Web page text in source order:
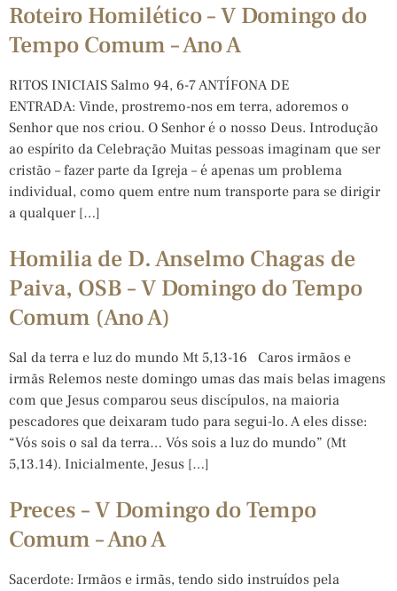
Roteiro Homilético – V Domingo do
Tempo Comum – Ano A
RITOS INICIAIS Salmo 94, 6-7 ANTÍFONA DE
ENTRADA: Vinde, prostremo-nos em terra, adoremos o
Senhor que nos criou. O Senhor é o nosso Deus. Introdução
ao espírito da Celebração Muitas pessoas imaginam que ser
cristão – fazer parte da Igreja – é apenas um problema
individual, como quem entre num transporte para se dirigir
a qualquer […]
Homilia de D. Anselmo Chagas de
Paiva, OSB – V Domingo do Tempo
Comum (Ano A)
Sal da terra e luz do mundo Mt 5,13-16 Caros irmãos e
irmãs Relemos neste domingo umas das mais belas imagens
com que Jesus comparou seus discípulos, na maioria
pescadores que deixaram tudo para segui-lo. A eles disse:
“Vós sois o sal da terra… Vós sois a luz do mundo” (Mt
5,13.14). Inicialmente, Jesus […]
Preces – V Domingo do Tempo
Comum – Ano A
Sacerdote: Irmãos e irmãs, tendo sido instruídos pela